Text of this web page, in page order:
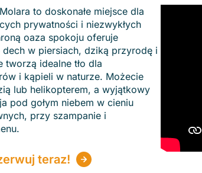
to doskonałe miejsce dla
prywatności i niezwykłych
oaza spokoju oferuje
w piersiach, dziką przyrodę i
tworzą idealne tło dla
i kąpieli w naturze. Możecie
lub helikopterem, a wyjątkowy
pod gołym niebem w cieniu
przy szampanie i
teraz!